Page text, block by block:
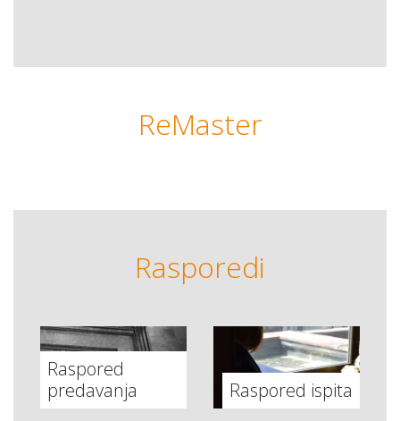
ReMaster
Rasporedi
Raspored
predavanja
Raspored ispita